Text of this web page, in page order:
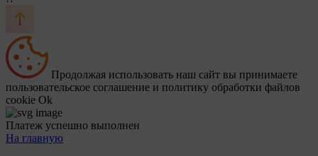
Продолжая использовать наш сайт вы принимаете
пользовательское соглашение и политику обработки файлов
cookie Ok
Платеж успешно выполнен
На главную